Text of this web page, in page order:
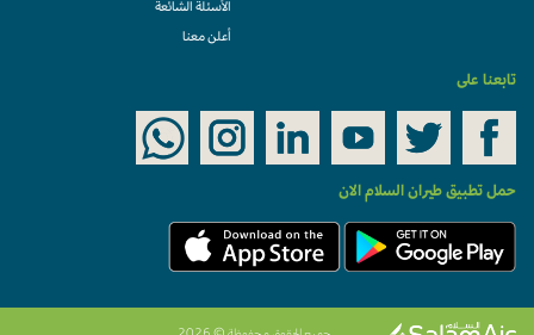
الأسئلة الشائعة
أعلن معنا
تابعنا على
حمل تطبيق طيران السلام الان